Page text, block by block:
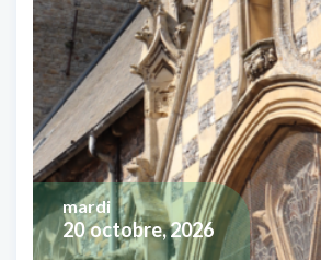
20 octobre, 2026
mardi